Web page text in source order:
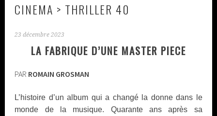
CINEMA > THRILLER 40
23 décembre 2023
LA FABRIQUE D’UNE MASTER PIECE
PAR ROMAIN GROSMAN
‪L’histoire d’un album qui a changé la donne dans le
monde de la musique. Quarante ans après sa